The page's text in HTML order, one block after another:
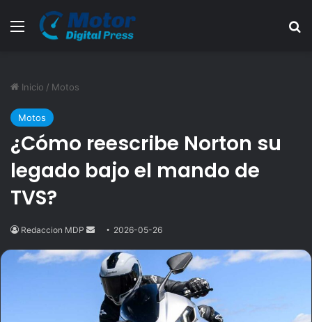
Menú
Inicio / Motos
Motos
¿Cómo reescribe Norton su
legado bajo el mando de
TVS?
Redaccion MDP
Send
email
2026-05-26